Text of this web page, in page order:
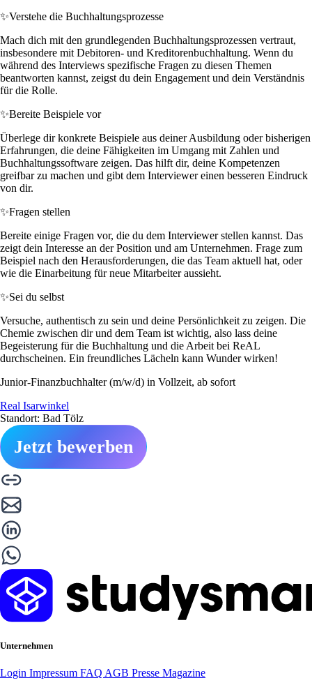
✨Verstehe die Buchhaltungsprozesse
Mach dich mit den grundlegenden Buchhaltungsprozessen vertraut,
insbesondere mit Debitoren- und Kreditorenbuchhaltung. Wenn du
während des Interviews spezifische Fragen zu diesen Themen
beantworten kannst, zeigst du dein Engagement und dein Verständnis
für die Rolle.
✨Bereite Beispiele vor
Überlege dir konkrete Beispiele aus deiner Ausbildung oder bisherigen
Erfahrungen, die deine Fähigkeiten im Umgang mit Zahlen und
Buchhaltungssoftware zeigen. Das hilft dir, deine Kompetenzen
greifbar zu machen und gibt dem Interviewer einen besseren Eindruck
von dir.
✨Fragen stellen
Bereite einige Fragen vor, die du dem Interviewer stellen kannst. Das
zeigt dein Interesse an der Position und am Unternehmen. Frage zum
Beispiel nach den Herausforderungen, die das Team aktuell hat, oder
wie die Einarbeitung für neue Mitarbeiter aussieht.
✨Sei du selbst
Versuche, authentisch zu sein und deine Persönlichkeit zu zeigen. Die
Chemie zwischen dir und dem Team ist wichtig, also lass deine
Begeisterung für die Buchhaltung und die Arbeit bei ReAL
durchscheinen. Ein freundliches Lächeln kann Wunder wirken!
Junior-Finanzbuchhalter (m/w/d) in Vollzeit, ab sofort
Real Isarwinkel
Standort: Bad Tölz
Jetzt bewerben
Unternehmen
Login Impressum FAQ AGB Presse Magazine